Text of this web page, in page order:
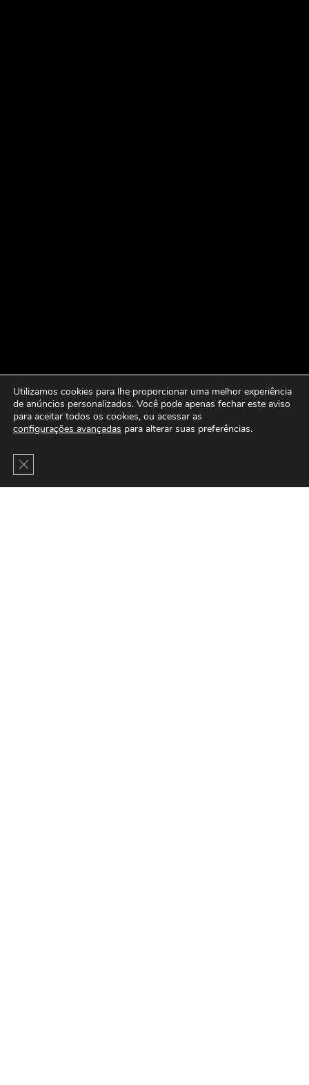
Utilizamos cookies para lhe proporcionar uma melhor experiência
de anúncios personalizados. Você pode apenas fechar este aviso
para aceitar todos os cookies, ou acessar as
configurações avançadas para alterar suas preferências.
Close GDPR Cookie Banner